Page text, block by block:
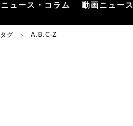
ニュース・コラム 動画ニュース
タグ ＞ A.B.C-Z